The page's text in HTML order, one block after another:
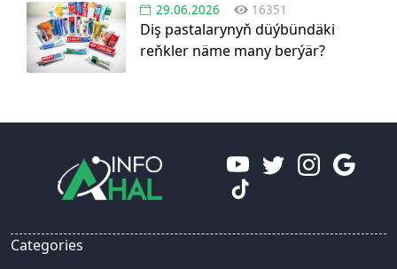
29.06.2026 16351
Diş pastalarynyň düýbündäki
reňkler näme many berýär?
Categories